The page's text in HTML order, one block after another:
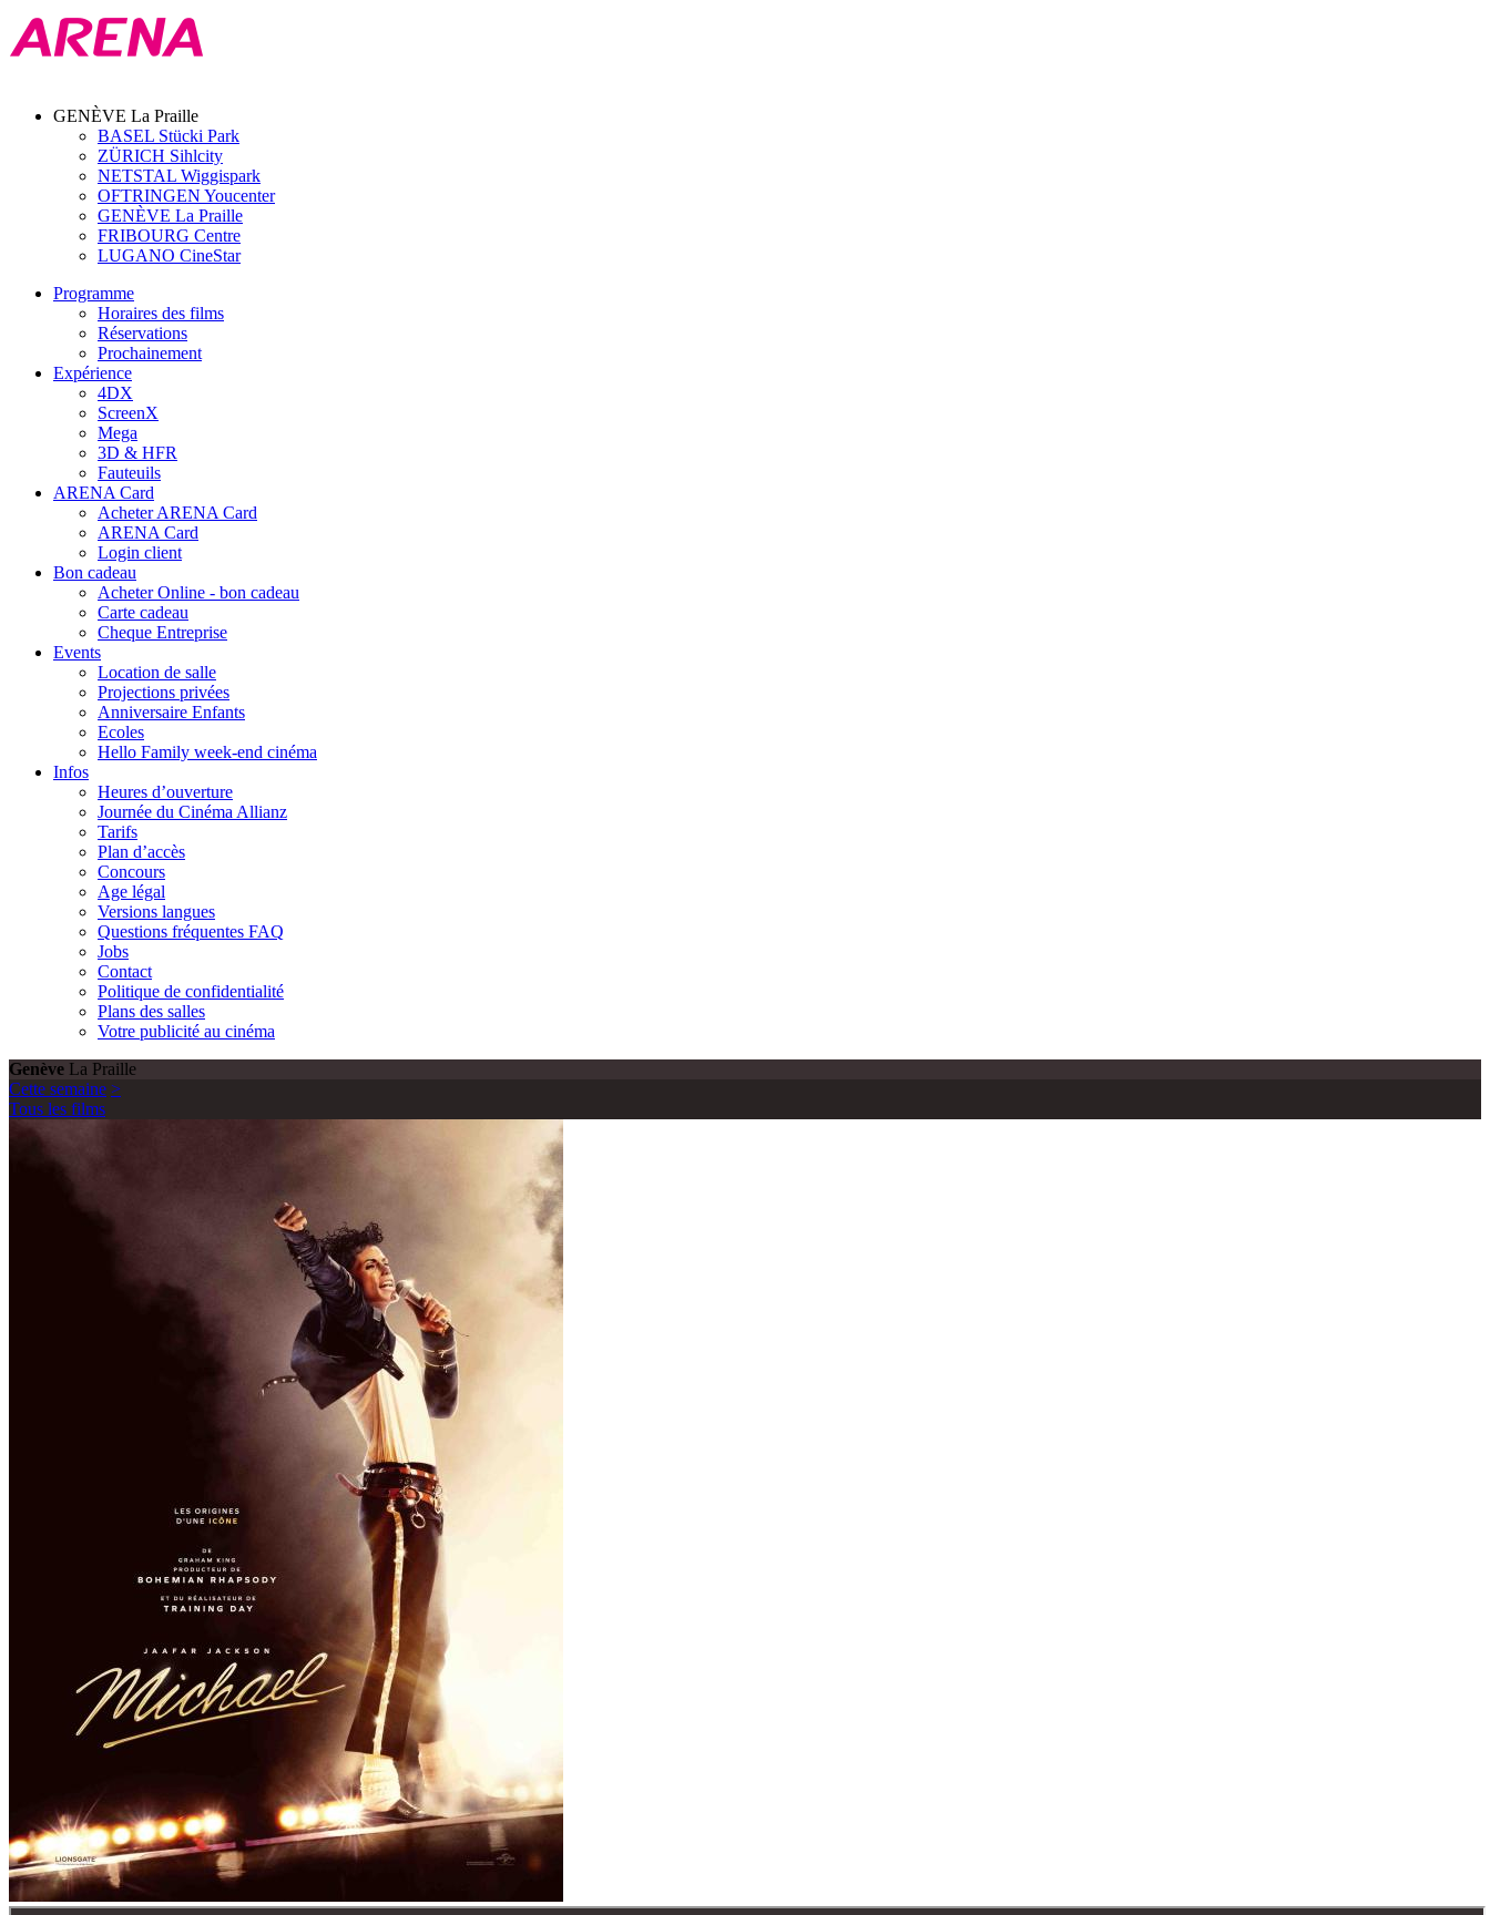
GENÈVE La Praille
BASEL Stücki Park
ZÜRICH Sihlcity
NETSTAL Wiggispark
OFTRINGEN Youcenter
GENÈVE La Praille
FRIBOURG Centre
LUGANO CineStar
Programme
Horaires des films
Réservations
Prochainement
Expérience
4DX
ScreenX
Mega
3D & HFR
Fauteuils
ARENA Card
Acheter ARENA Card
ARENA Card
Login client
Bon cadeau
Acheter Online - bon cadeau
Carte cadeau
Cheque Entreprise
Events
Location de salle
Projections privées
Anniversaire Enfants
Ecoles
Hello Family week-end cinéma
Infos
Heures d’ouverture
Journée du Cinéma Allianz
Tarifs
Plan d’accès
Concours
Age légal
Versions langues
Questions fréquentes FAQ
Jobs
Contact
Politique de confidentialité
Plans des salles
Votre publicité au cinéma
Genève La Praille
Cette semaine >
Tous les films